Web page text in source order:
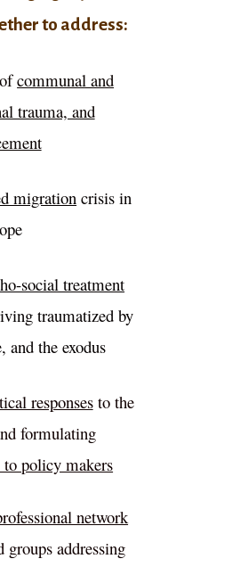
to address:
ofcommunal and
trauma, and
migration crisis in
social treatment
traumatized by
and the exodus
responsesto the
formulating
policy makers
network
groups addressing